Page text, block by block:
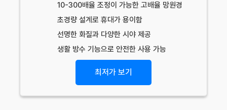
10-300배율 조정이 가능한 고배율 망원경
초경량 설계로 휴대가 용이함
선명한 화질과 다양한 시야 제공
생활 방수 기능으로 안전한 사용 가능
최저가 보기